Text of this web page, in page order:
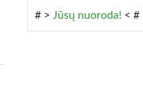
# > Jūsų nuoroda! < #